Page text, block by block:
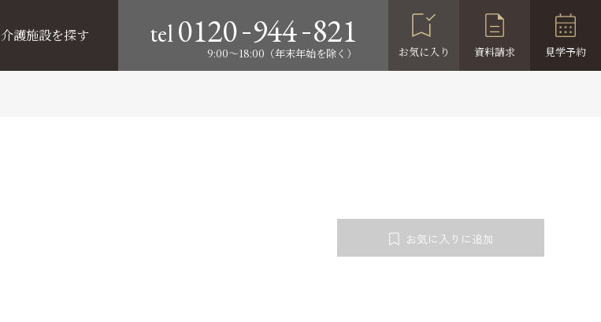
介護施設を探す tel0120-944-821
9:00～18:00（年末年始を除く） お気に入り 資料請求 見学予約
お気に入りに追加